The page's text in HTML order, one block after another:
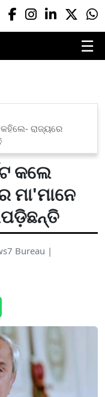
☰
ରାଜ୍ୟରେ
କଲେ
ମା'ମାନେ
Bureau |